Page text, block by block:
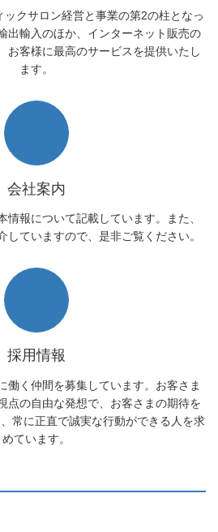
クサロン経営と事業の第2の柱となっ
出輸入のほか、インターネット販売の
お客様に最高のサービスを提供いたし
ます。
会社案内
情報について記載しています。また、
していますので、是非ご覧ください。
採用情報
働く仲間を募集しています。お客さま
点の自由な発想で、お客さまの期待を
、常に正直で誠実な行動ができる人を求
めています。